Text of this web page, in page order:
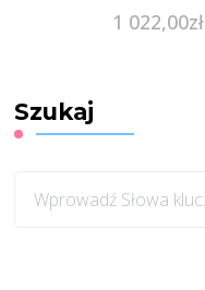
1 022,00zł
Szukaj
czegoś?